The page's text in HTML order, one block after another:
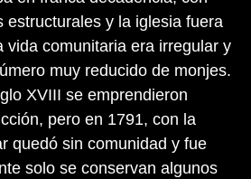
estructurales y la iglesia fuera
vida comunitaria era irregular y
muy reducido de monjes.
XVIII se emprendieron
pero en 1791, con la
quedó sin comunidad y fue
solo se conservan algunos